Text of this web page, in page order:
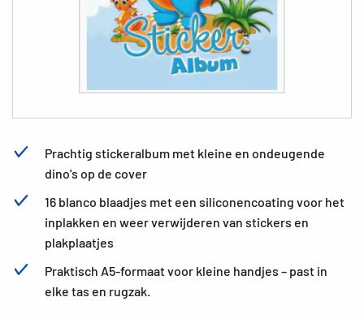
Prachtig stickeralbum met kleine en ondeugende
dino's op de cover
16 blanco blaadjes met een siliconencoating voor het
inplakken en weer verwijderen van stickers en
plakplaatjes
Praktisch A5-formaat voor kleine handjes – past in
elke tas en rugzak.